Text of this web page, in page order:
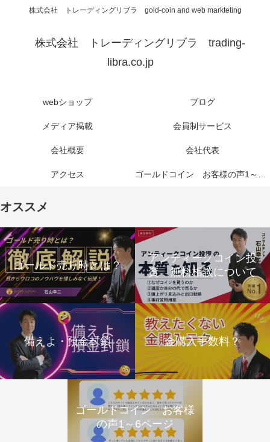
株式会社 トレーディングリブラ gold-coin and web markteting
株式会社 トレーディングリブラ trading-
libra.co.jp
webショップ ブログ
メディア掲載 会員制サービス
会社概要 会社代表
アクセス ゴールドコイン お客様の声1～6ページ
オススメ
ゴールド売り時とは？
アンティークコイン投
資 無料相談について
備えよ・預金封鎖 金購入手数料？
ゴールドコイン お客様
の声1～6ページ